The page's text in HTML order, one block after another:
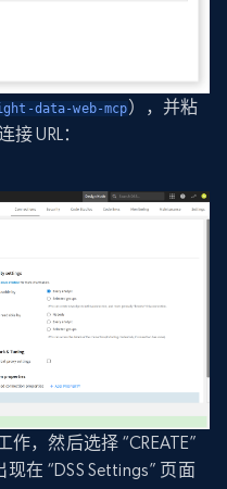
data-web-mcp），并粘
URL：
作，然后选择 “CREATE”
在 “DSS Settings” 页面